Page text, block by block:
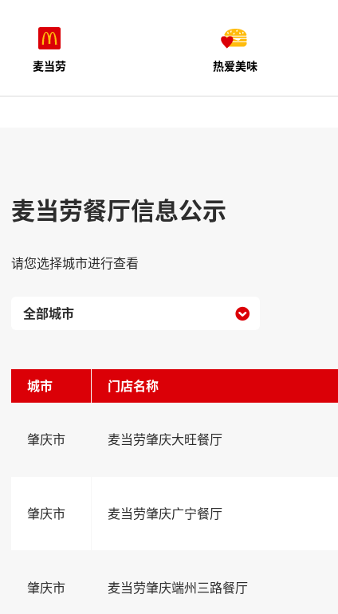
麦当劳 热爱美味
麦当劳餐厅信息公示
请您选择城市进行查看

城市 门店名称
肇庆市 麦当劳肇庆大旺餐厅
肇庆市 麦当劳肇庆广宁餐厅
肇庆市 麦当劳肇庆端州三路餐厅